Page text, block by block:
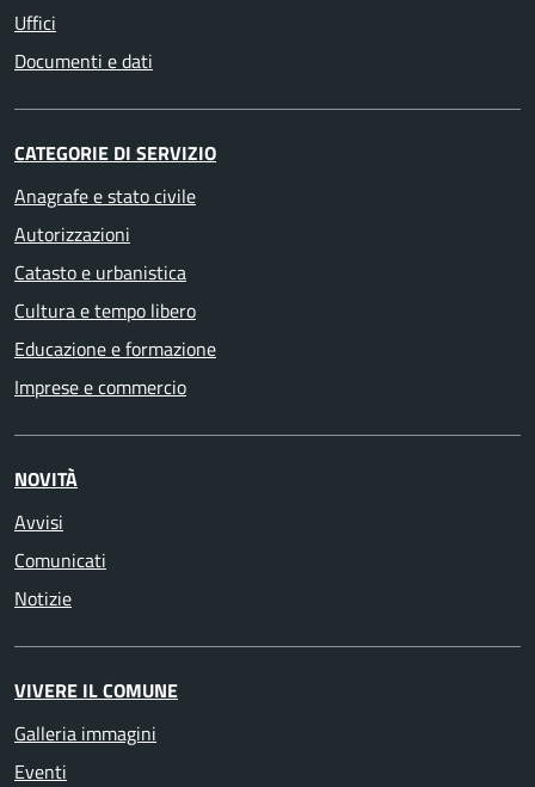
Uffici
Documenti e dati
CATEGORIE DI SERVIZIO
Anagrafe e stato civile
Autorizzazioni
Catasto e urbanistica
Cultura e tempo libero
Educazione e formazione
Imprese e commercio
NOVITÀ
Avvisi
Comunicati
Notizie
VIVERE IL COMUNE
Galleria immagini
Eventi